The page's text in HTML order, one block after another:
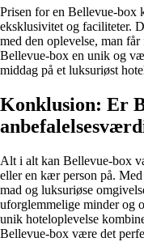
Prisen for en Bellevue-box
eksklusivitet og faciliteter.
med den oplevelse, man
Bellevue-box en unik og
middag på et luksuriøst
Konklusion: Er
Alt i alt kan Bellevue-box
eller en kær person på.
mad og luksuriøse
uforglemmelige minder og
unik hoteloplevelse
Bellevue-box være det